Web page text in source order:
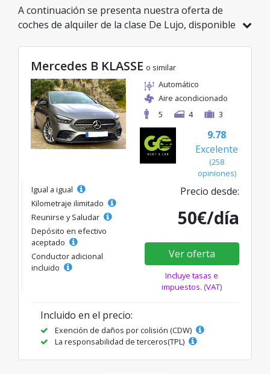
A continuación se presenta nuestra oferta de
coches de alquiler de la clase De Lujo, disponible
la categoría seleccionada, con tarifas excelentes
desde solo 50€/día.
Mercedes B KLASSE o similar
Automático
Aire acondicionado
5
4 3
9.78
Excelente
(258
opiniones)
Igual a igual
Kilometraje ilimitado
Reunirse y Saludar
Depósito en efectivo
aceptado
Conductor adicional
incluido
Precio desde:
50€/día
Ver oferta
Incluye tasas e
impuestos. (VAT)
Incluido en el precio:
Exención de daños por colisión (CDW)
La responsabilidad de terceros(TPL)